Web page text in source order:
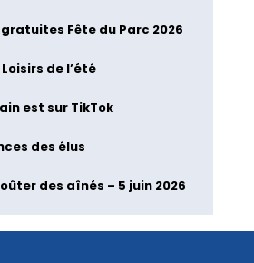
Fête du Parc 2026
de l’été
est sur TikTok
des élus
des aînés – 5 juin 2026